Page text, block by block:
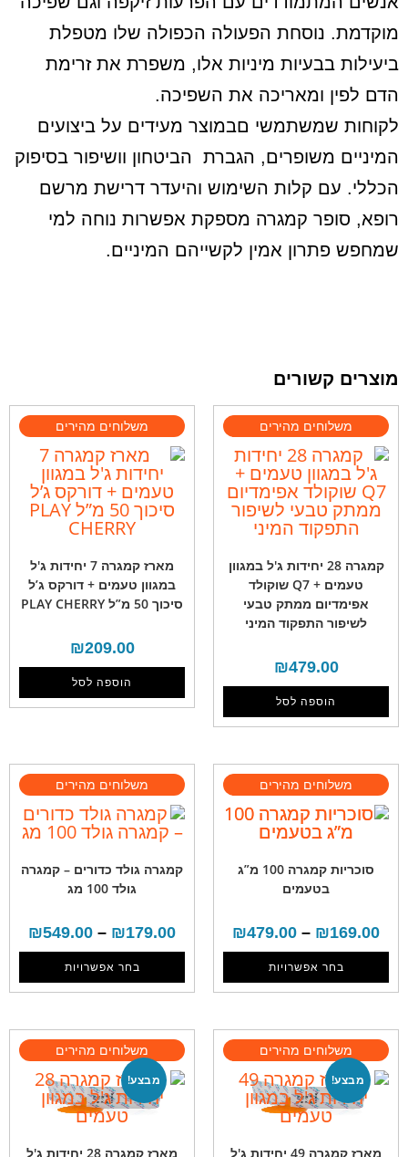
מוקדמת. נוסחת הפעולה הכפולה שלו מטפלת
ביעילות בבעיות מיניות אלו, משפרת את זרימת
הדם לפין ומאריכה את השפיכה.
לקוחות שמשתמשי םבמוצר מעידים על ביצועים
המיניים משופרים, הגברת הביטחון וושיפור בסיפוק
הכללי. עם קלות השימוש והיעדר דרישת מרשם
רופא, סופר קמגרה מספקת אפשרות נוחה למי
שמחפש פתרון אמין לקשייהם המיניים.
מוצרים קשורים
קמגרה 28 יחידות ג'ל במגוון
טעמים + Q7 שוקולד
אפימדיום ממתק טבעי
לשיפור התפקוד המיני
₪479.00
הוספה לסל
מארז קמגרה 7 יחידות ג'ל
במגוון טעמים + דורקס ג’ל
סיכוך 50 מ”ל PLAY CHERRY
₪209.00
הוספה לסל
סוכריות קמגרה 100 מ”ג
בטעמים
₪169.00
–
₪479.00
בחר אפשרויות
קמגרה גולד כדורים – קמגרה
גולד 100 מג
₪179.00
–
₪549.00
בחר אפשרויות
מבצע!
מארז קמגרה 49 יחידות ג'ל
מבצע!
מארז קמגרה 28 יחידות ג'ל